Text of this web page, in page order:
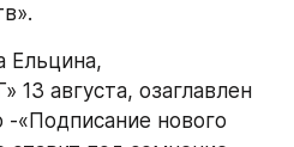
Ельцина,
13 августа, озаглавлен
«Подписание нового